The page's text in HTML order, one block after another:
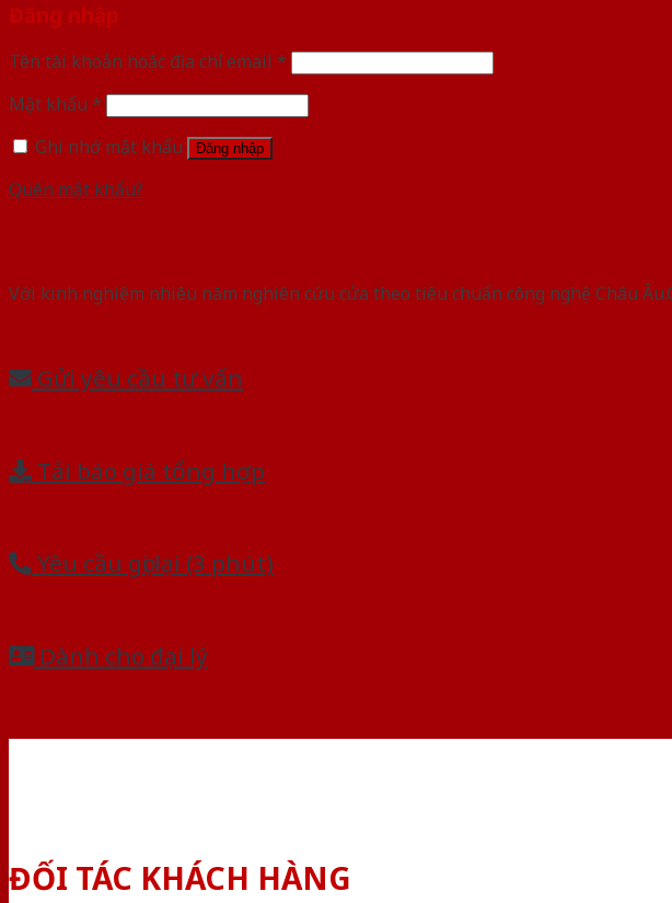
Đăng nhập
Tên tài khoản hoặc địa chỉ email *
Mật khẩu *
Ghi nhớ mật khẩu
Đăng nhập
Quên mật khẩu?
Với kinh nghiệm nhiêu năm nghiên cứu cửa theo tiêu chuẩn công nghệ Châu
Gửi yêu cầu tư vấn
Tải báo giá tổng hợp
Yêu cầu gọi lại (3 phút)
Dành cho đại lý
ĐỐI TÁC KHÁCH HÀNG